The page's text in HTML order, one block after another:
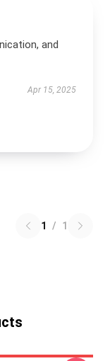
and
Apr 15, 2025
1 / 1